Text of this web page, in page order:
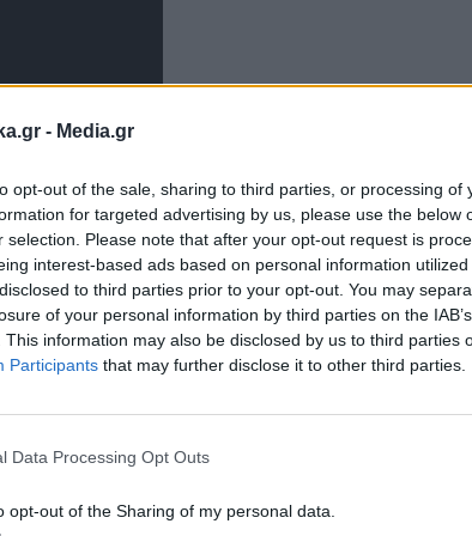
- Media.gr
opt-out of the sale, sharing to third parties, or processing of
for targeted advertising by us, please use the below
selection. Please note that after your opt-out request is
interest-based ads based on personal information
to third parties prior to your opt-out. You may
of your personal information by third parties on the
This information may also be disclosed by us to third parties
Participants that may further disclose it to other third parties.
Data Processing Opt Outs
opt-out of the Sharing of my personal data.
που βγήκε μπροστά
λέγοντας χαρακτηριστικά:
που πήραμε από τους κριτές, αλλά
newsletter